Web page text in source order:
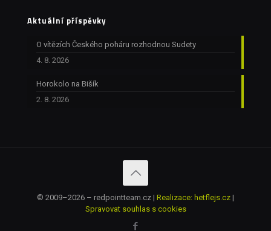
Aktuální příspěvky
O vítězích Českého poháru rozhodnou Sudety
4. 8. 2026
Horokolo na Bišík
2. 8. 2026
© 2009–2026 – redpointteam.cz | Realizace: hetflejs.cz |
Spravovat souhlas s cookies